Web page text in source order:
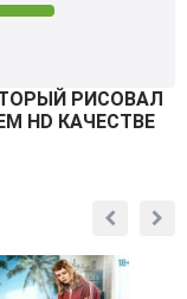
РИСОВАЛ
HD КАЧЕСТВЕ